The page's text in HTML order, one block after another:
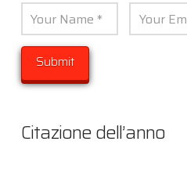
Citazione dell’anno